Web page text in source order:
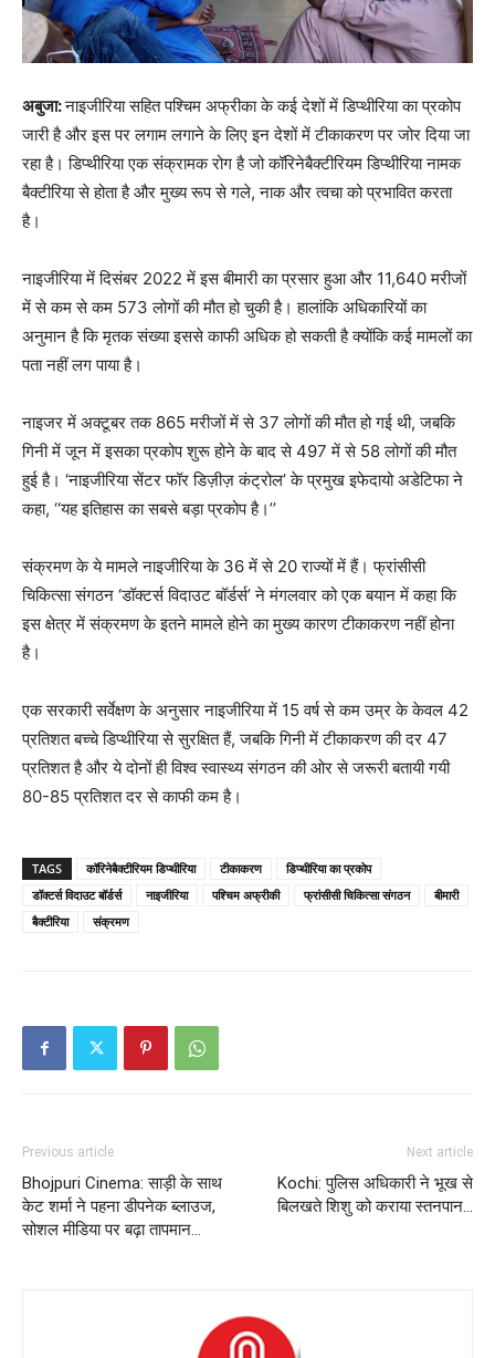
अबुजा:नाइजीरिया सहित पश्चिम अफ्रीका के कई देशों में डिप्थीरिया का प्रकोप
जारी है और इस पर लगाम लगाने के लिए इन देशों में टीकाकरण पर जोर दिया जा
रहा है। डिप्थीरिया एक संक्रामक रोग है जो कॉरिनेबैक्टीरियम डिप्थीरिया नामक
बैक्टीरिया से होता है और मुख्य रूप से गले, नाक और त्वचा को प्रभावित करता
है।
नाइजीरिया में दिसंबर 2022 में इस बीमारी का प्रसार हुआ और 11,640 मरीजों
में से कम से कम 573 लोगों की मौत हो चुकी है। हालांकि अधिकारियों का
अनुमान है कि मृतक संख्या इससे काफी अधिक हो सकती है क्योंकि कई मामलों का
पता नहीं लग पाया है।
नाइजर में अक्टूबर तक 865 मरीजों में से 37 लोगों की मौत हो गई थी, जबकि
गिनी में जून में इसका प्रकोप शुरू होने के बाद से 497 में से 58 लोगों की मौत
हुई है। ‘नाइजीरिया सेंटर फॉर डिज़ीज़ कंट्रोल’ के प्रमुख इफेदायो अडेटिफा ने
कहा, ‘‘यह इतिहास का सबसे बड़ा प्रकोप है।’’
संक्रमण के ये मामले नाइजीरिया के 36 में से 20 राज्यों में हैं। फ्रांसीसी
चिकित्सा संगठन ‘डॉक्टर्स विदाउट बॉर्डर्स’ ने मंगलवार को एक बयान में कहा कि
इस क्षेत्र में संक्रमण के इतने मामले होने का मुख्य कारण टीकाकरण नहीं होना
है।
एक सरकारी सर्वेक्षण के अनुसार नाइजीरिया में 15 वर्ष से कम उम्र के केवल 42
प्रतिशत बच्चे डिप्थीरिया से सुरक्षित हैं, जबकि गिनी में टीकाकरण की दर 47
प्रतिशत है और ये दोनों ही विश्व स्वास्थ्य संगठन की ओर से जरूरी बतायी गयी
80-85 प्रतिशत दर से काफी कम है।
TAGS कॉरिनेबैक्टीरियम डिप्थीरिया टीकाकरण
डिप्थीरिया का प्रकोप
डॉक्टर्स विदाउट बॉर्डर्स
नाइजीरिया पश्चिम अफ्रीकी फ्रांसीसी चिकित्सा संगठन
बीमारी
बैक्टीरिया
संक्रमण
Previous article
Bhojpuri Cinema: साड़ी के साथ
केट शर्मा ने पहना डीपनेक ब्लाउज,
सोशल मीडिया पर बढ़ा तापमान…
Next article
Kochi: पुलिस अधिकारी ने भूख से
बिलखते शिशु को कराया स्तनपान…